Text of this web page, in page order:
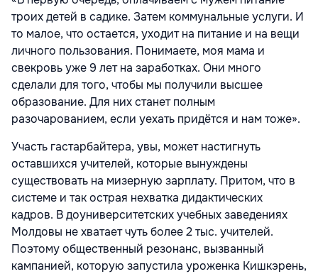
троих детей в садике. Затем коммунальные услуги. И
то малое, что остается, уходит на питание и на вещи
личного пользования. Понимаете, моя мама и
свекровь уже 9 лет на заработках. Они много
сделали для того, чтобы мы получили высшее
образование. Для них станет полным
разочарованием, если уехать придётся и нам тоже».
Участь гастарбайтера, увы, может настигнуть
оставшихся учителей, которые вынуждены
существовать на мизерную зарплату. Притом, что в
системе и так острая нехватка дидактических
кадров. В доуниверситетских учебных заведениях
Молдовы не хватает чуть более 2 тыс. учителей.
Поэтому общественный резонанс, вызванный
кампанией, которую запустила уроженка Кишкэрень,